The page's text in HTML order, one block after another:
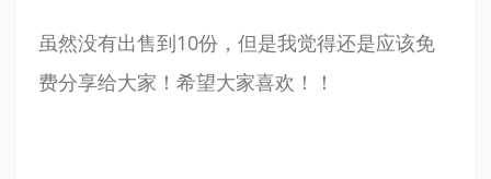
虽然没有出售到10份，但是我觉得还是应该免
费分享给大家！希望大家喜欢！！